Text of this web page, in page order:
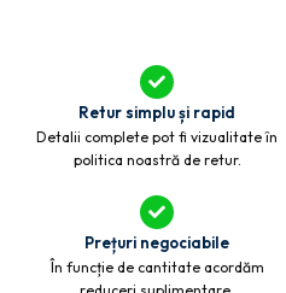
Retur simplu și rapid
Detalii complete pot fi vizualitate în
politica noastră de retur.
Prețuri negociabile
În funcție de cantitate acordăm